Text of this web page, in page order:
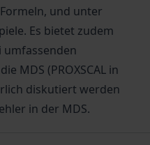
und unter
Es bietet zudem
umfassenden
MDS (PROXSCAL in
diskutiert werden
in der MDS.